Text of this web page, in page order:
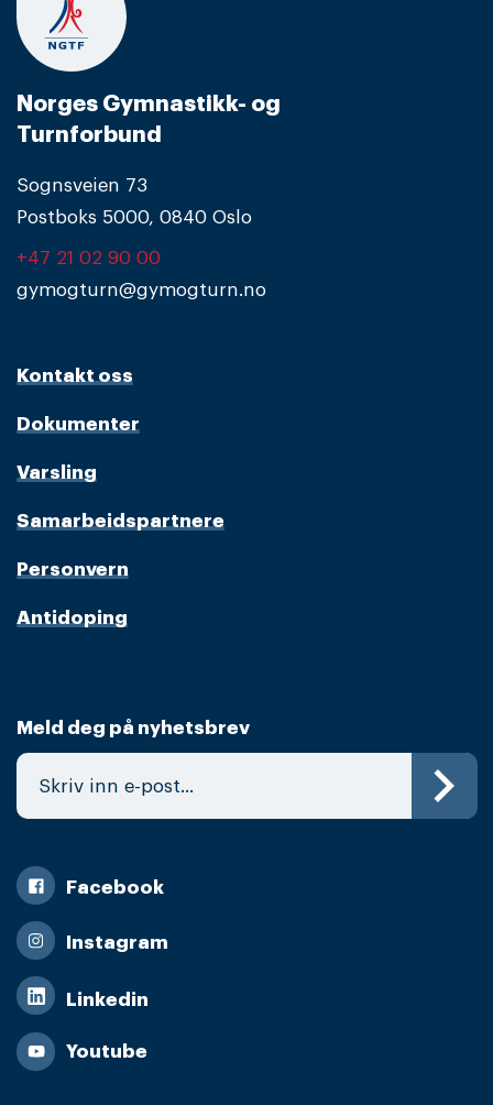
Norges Gymnastikk- og
Turnforbund
Sognsveien 73
Postboks 5000, 0840 Oslo
+47 21 02 90 00
gymogturn@gymogturn.no
Kontakt oss
Dokumenter
Varsling
Samarbeidspartnere
Personvern
Antidoping
Meld deg på nyhetsbrev
Facebook
Instagram
Linkedin
Youtube